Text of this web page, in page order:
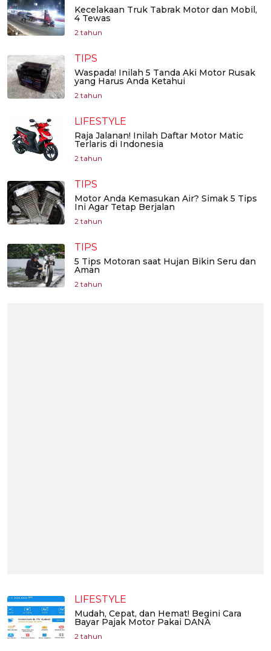
Kecelakaan Truk Tabrak Motor dan Mobil,
4 Tewas
2 tahun
TIPS
Waspada! Inilah 5 Tanda Aki Motor Rusak
yang Harus Anda Ketahui
2 tahun
LIFESTYLE
Raja Jalanan! Inilah Daftar Motor Matic
Terlaris di Indonesia
2 tahun
TIPS
Motor Anda Kemasukan Air? Simak 5 Tips
Ini Agar Tetap Berjalan
2 tahun
TIPS
5 Tips Motoran saat Hujan Bikin Seru dan
Aman
2 tahun
LIFESTYLE
Mudah, Cepat, dan Hemat! Begini Cara
Bayar Pajak Motor Pakai DANA
2 tahun